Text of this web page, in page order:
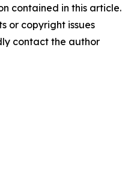
contained in this article.
or copyright issues
contact the author